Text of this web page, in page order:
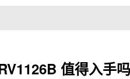
值得入手